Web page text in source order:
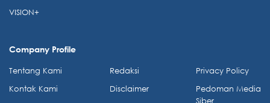
VISION+
Company Profile
Tentang Kami
Kontak Kami
Redaksi
Disclaimer
Privacy Policy
Pedoman Media
Siber